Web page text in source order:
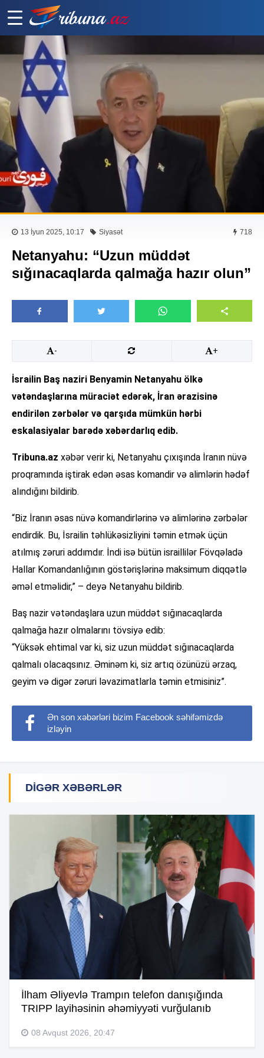
13 İyun 2025, 10:17 Siyasət 718
Netanyahu: “Uzun müddət
sığınacaqlarda qalmağa hazır olun”
- +
İsrailin Baş naziri Benyamin Netanyahu ölkə
vətəndaşlarına müraciət edərək, İran ərazisinə
endirilən zərbələr və qarşıda mümkün hərbi
eskalasiyalar barədə xəbərdarlıq edib.
Tribuna.az xəbər verir ki, Netanyahu çıxışında İranın nüvə
proqramında iştirak edən əsas komandir və alimlərin hədəf
alındığını bildirib.
“Biz İranın əsas nüvə komandirlərinə və alimlərinə zərbələr
endirdik. Bu, İsrailin təhlükəsizliyini təmin etmək üçün
atılmış zəruri addımdır. İndi isə bütün israillilər Fövqəladə
Hallar Komandanlığının göstərişlərinə maksimum diqqətlə
əməl etməlidir,” – deyə Netanyahu bildirib.
Baş nazir vətəndaşlara uzun müddət sığınacaqlarda
qalmağa hazır olmalarını tövsiyə edib:
“Yüksək ehtimal var ki, siz uzun müddət sığınacaqlarda
qalmalı olacaqsınız. Əminəm ki, siz artıq özünüzü ərzaq,
geyim və digər zəruri ləvazimatlarla təmin etmisiniz”.
Ən son xəbərləri bizim Facebook səhifəmizdə
izləyin
DIGƏR XƏBƏRLƏR
İlham Əliyevlə Trampın telefon danışığında
TRIPP layihəsinin əhəmiyyəti vurğulanıb
08 Avqust 2026, 20:47